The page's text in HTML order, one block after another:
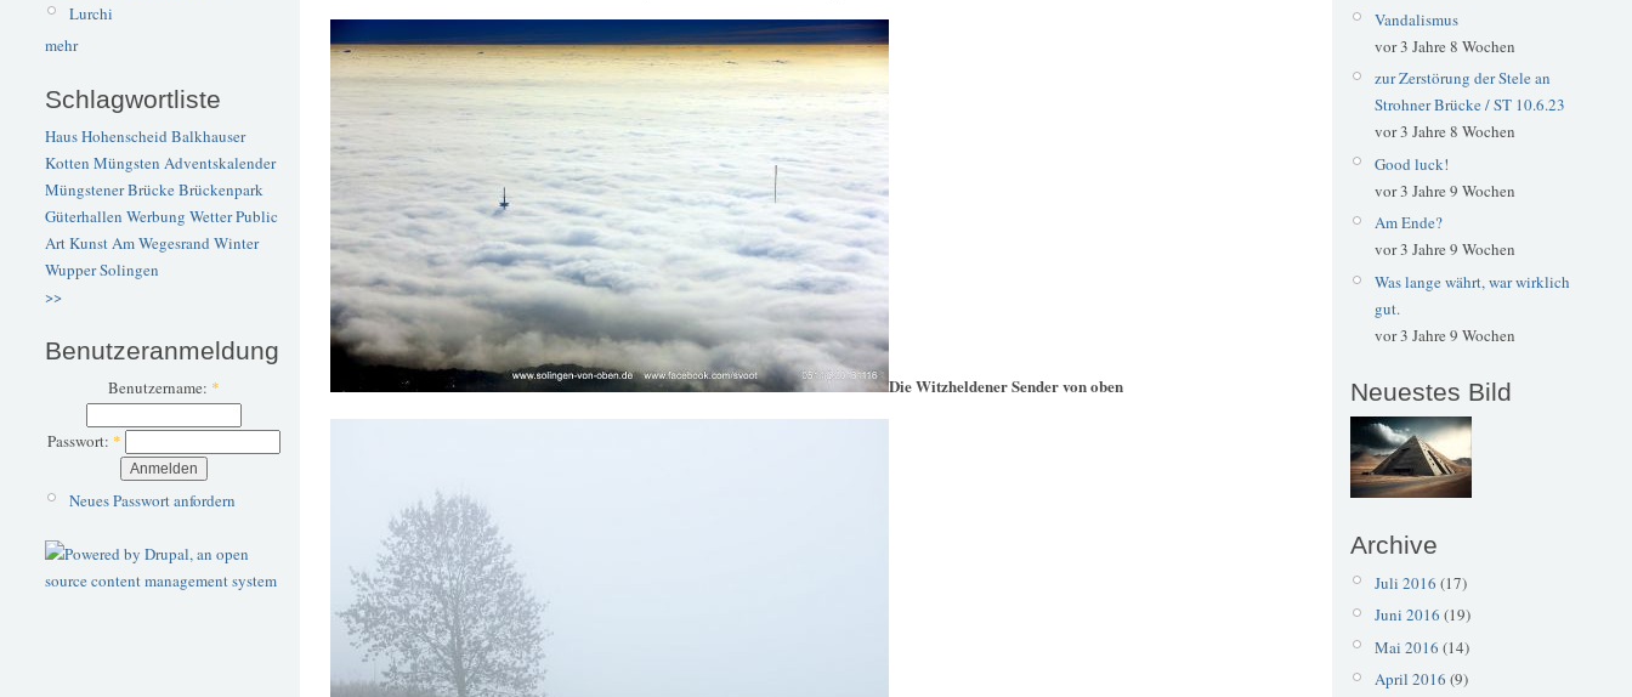
Lurchi
mehr
Schlagwortliste
Haus Hohenscheid Balkhauser
Kotten Müngsten Adventskalender
Müngstener BrückeBrückenpark
Güterhallen Werbung WetterPublic
ArtKunstAm Wegesrand Winter
WupperSolingen
>>
Benutzeranmeldung
Benutzername: *
Passwort: *
Neues Passwort anfordern
Die Witzheldener Sender von oben
Vandalismus
vor 3 Jahre 8 Wochen
zur Zerstörung der Stele an
Strohner Brücke / ST 10.6.23
vor 3 Jahre 8 Wochen
Good luck!
vor 3 Jahre 9 Wochen
Am Ende?
vor 3 Jahre 9 Wochen
Was lange währt, war wirklich
gut.
vor 3 Jahre 9 Wochen
Neuestes Bild
Archive
Juli 2016 (17)
Juni 2016 (19)
Mai 2016 (14)
April 2016 (9)